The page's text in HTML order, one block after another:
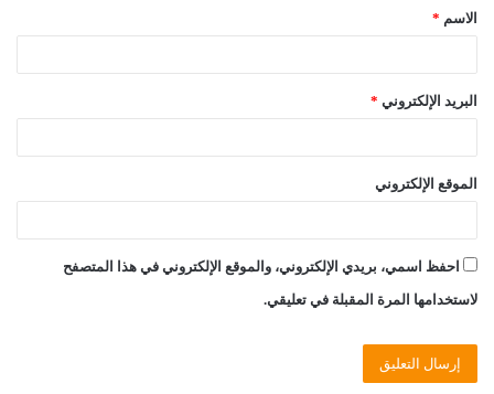
*الاسم *
البريد الإلكتروني *
الموقع الإلكتروني
احفظ اسمي، بريدي الإلكتروني، والموقع الإلكتروني في هذا المتصفح
لاستخدامها المرة المقبلة في تعليقي.